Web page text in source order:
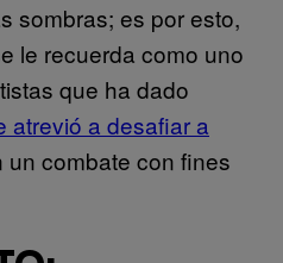
sombras; es por esto,
le recuerda como uno
que ha dado
atrevió a desafiar a
un combate con fines